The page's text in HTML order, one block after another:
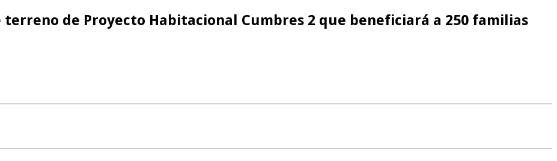
de Proyecto Habitacional Cumbres 2 que beneficiará a 250 familias